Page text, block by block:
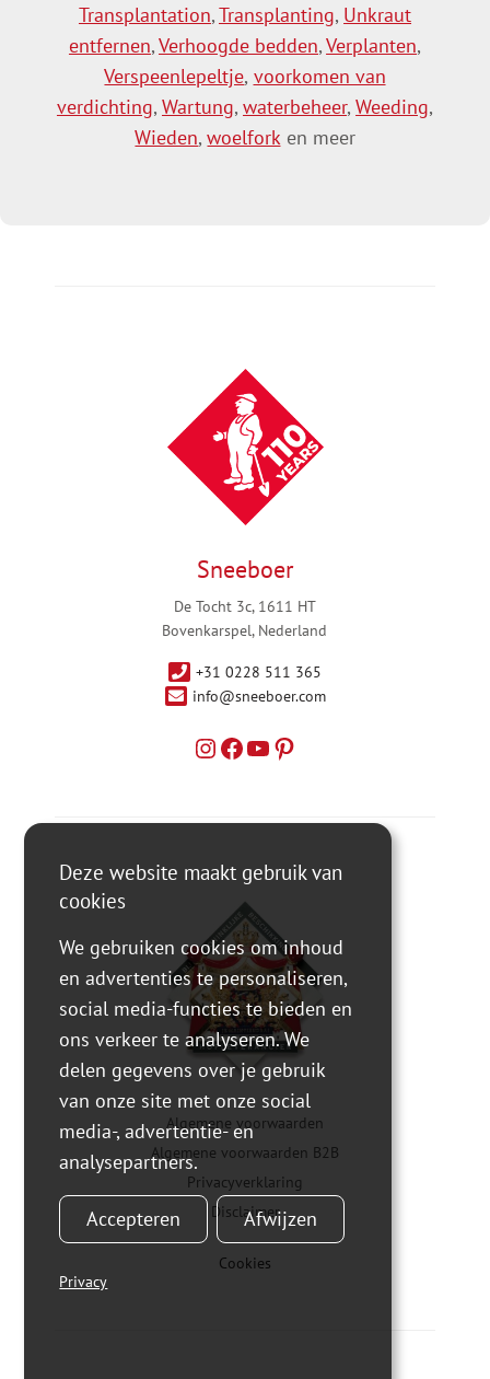
Transplantation,Transplanting, Unkraut
entfernen,Verhoogde bedden,Verplanten,
Verspeenlepeltje, voorkomen van
verdichting, Wartung,waterbeheer,Weeding,
Wieden,woelfork en meer
Sneeboer
De Tocht 3c, 1611 HT
Bovenkarspel, Nederland
+31 0228 511 365
info@sneeboer.com
Algemene voorwaarden
Algemene voorwaarden B2B
Privacyverklaring
Disclaimer
Cookies
Deze website maakt gebruik van
cookies
We gebruiken cookies om inhoud
en advertenties te personaliseren,
social media-functies te bieden en
ons verkeer te analyseren. We
delen gegevens over je gebruik
van onze site met onze social
media-, advertentie- en
analysepartners.
Accepteren Afwijzen
Privacy